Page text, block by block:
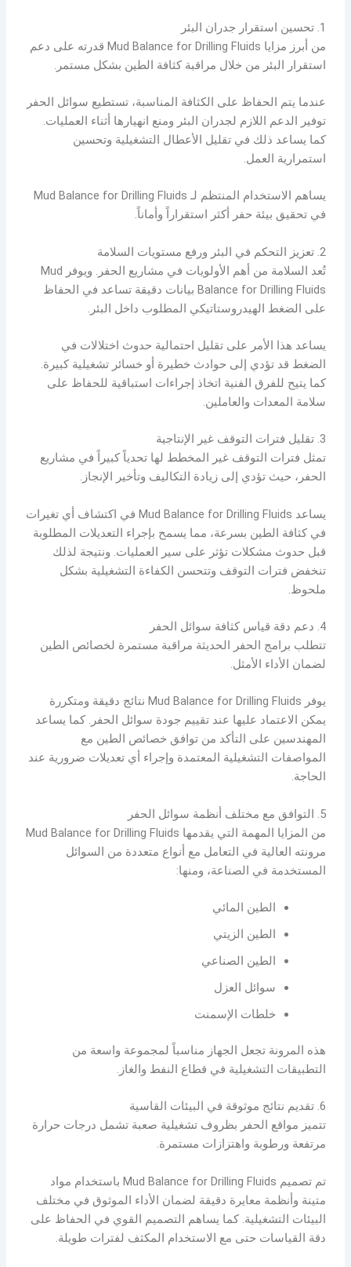
1. تحسين استقرار جدران البئر
من أبرز مزايا Mud Balance for Drilling Fluids قدرته على دعم
استقرار البئر من خلال مراقبة كثافة الطين بشكل مستمر.
عندما يتم الحفاظ على الكثافة المناسبة، تستطيع سوائل الحفر
توفير الدعم اللازم لجدران البئر ومنع انهيارها أثناء العمليات.
كما يساعد ذلك في تقليل الأعطال التشغيلية وتحسين
استمرارية العمل.
يساهم الاستخدام المنتظم لـ Mud Balance for Drilling Fluids
في تحقيق بيئة حفر أكثر استقراراً وأماناً.
2. تعزيز التحكم في البئر ورفع مستويات السلامة
تُعد السلامة من أهم الأولويات في مشاريع الحفر. ويوفر Mud
Balance for Drilling Fluids بيانات دقيقة تساعد في الحفاظ
على الضغط الهيدروستاتيكي المطلوب داخل البئر.
يساعد هذا الأمر على تقليل احتمالية حدوث اختلالات في
الضغط قد تؤدي إلى حوادث خطيرة أو خسائر تشغيلية كبيرة.
كما يتيح للفرق الفنية اتخاذ إجراءات استباقية للحفاظ على
سلامة المعدات والعاملين.
3. تقليل فترات التوقف غير الإنتاجية
تمثل فترات التوقف غير المخطط لها تحدياً كبيراً في مشاريع
الحفر، حيث تؤدي إلى زيادة التكاليف وتأخير الإنجاز.
يساعد Mud Balance for Drilling Fluids في اكتشاف أي تغيرات
في كثافة الطين بسرعة، مما يسمح بإجراء التعديلات المطلوبة
قبل حدوث مشكلات تؤثر على سير العمليات. ونتيجة لذلك
تنخفض فترات التوقف وتتحسن الكفاءة التشغيلية بشكل
ملحوظ.
4. دعم دقة قياس كثافة سوائل الحفر
تتطلب برامج الحفر الحديثة مراقبة مستمرة لخصائص الطين
لضمان الأداء الأمثل.
يوفر Mud Balance for Drilling Fluids نتائج دقيقة ومتكررة
يمكن الاعتماد عليها عند تقييم جودة سوائل الحفر. كما يساعد
المهندسين على التأكد من توافق خصائص الطين مع
المواصفات التشغيلية المعتمدة وإجراء أي تعديلات ضرورية عند
الحاجة.
5. التوافق مع مختلف أنظمة سوائل الحفر
من المزايا المهمة التي يقدمها Mud Balance for Drilling Fluids
مرونته العالية في التعامل مع أنواع متعددة من السوائل
المستخدمة في الصناعة، ومنها:
الطين المائي
الطين الزيتي
الطين الصناعي
سوائل العزل
خلطات الإسمنت
هذه المرونة تجعل الجهاز مناسباً لمجموعة واسعة من
التطبيقات التشغيلية في قطاع النفط والغاز.
6. تقديم نتائج موثوقة في البيئات القاسية
تتميز مواقع الحفر بظروف تشغيلية صعبة تشمل درجات حرارة
مرتفعة ورطوبة واهتزازات مستمرة.
تم تصميم Mud Balance for Drilling Fluids باستخدام مواد
متينة وأنظمة معايرة دقيقة لضمان الأداء الموثوق في مختلف
البيئات التشغيلية. كما يساهم التصميم القوي في الحفاظ على
دقة القياسات حتى مع الاستخدام المكثف لفترات طويلة.